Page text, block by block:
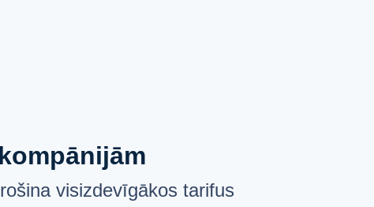
visizdevīgākos tarifus